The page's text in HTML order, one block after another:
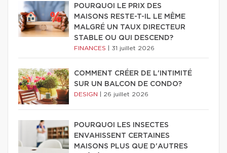
POURQUOI LE PRIX DES
MAISONS RESTE-T-IL LE MÊME
MALGRÉ UN TAUX DIRECTEUR
STABLE OU QUI DESCEND?
FINANCES 31 juillet 2026
COMMENT CRÉER DE L'INTIMITÉ
SUR UN BALCON DE CONDO?
DESIGN 26 juillet 2026
POURQUOI LES INSECTES
ENVAHISSENT CERTAINES
MAISONS PLUS QUE D'AUTRES